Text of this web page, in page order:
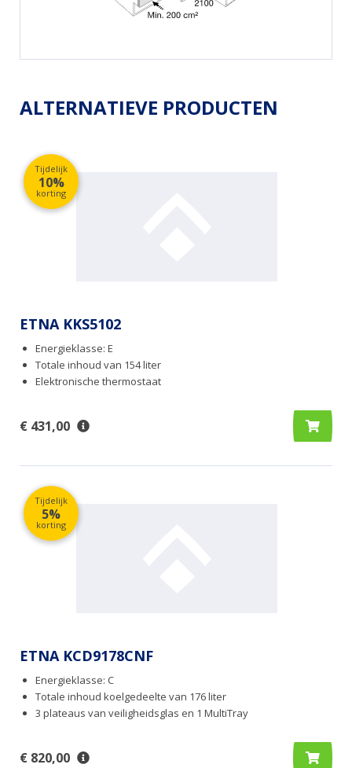
ALTERNATIEVE PRODUCTEN
Tijdelijk
10%
korting
ETNA KKS5102
Energieklasse: E
Totale inhoud van 154 liter
Elektronische thermostaat
€ 431,00
Tijdelijk
5%
korting
ETNA KCD9178CNF
Energieklasse: C
Totale inhoud koelgedeelte van 176 liter
3 plateaus van veiligheidsglas en 1 MultiTray
€ 820,00